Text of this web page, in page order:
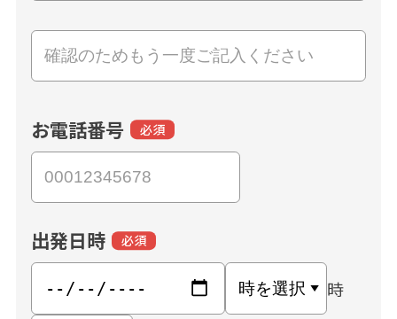
お電話番号 必須
出発日時 必須
時